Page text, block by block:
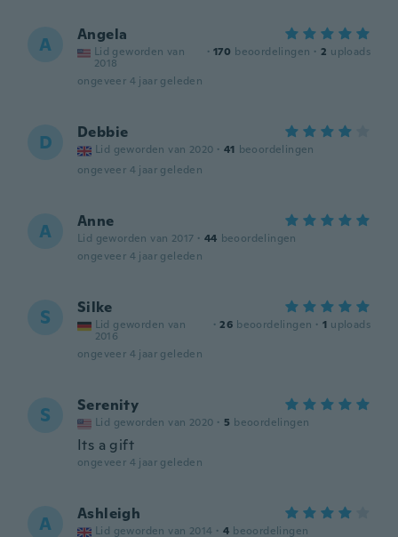
A Angela
Lid geworden van
2018
· 170 beoordelingen · 2 uploads
ongeveer 4 jaar geleden
D Debbie
Lid geworden van 2020 · 41 beoordelingen
ongeveer 4 jaar geleden
A Anne
Lid geworden van 2017 · 44 beoordelingen
ongeveer 4 jaar geleden
S Silke
Lid geworden van
2016
· 26 beoordelingen · 1 uploads
ongeveer 4 jaar geleden
S Serenity
Lid geworden van 2020 · 5 beoordelingen
Its a gift
ongeveer 4 jaar geleden
A Ashleigh
Lid geworden van 2014 · 4 beoordelingen